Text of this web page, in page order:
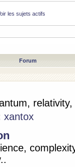
les sujets actifs
Forum
xantox